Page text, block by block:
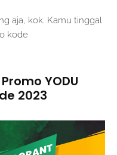
aja, kok. Kamu tinggal
kode
YODU
2023